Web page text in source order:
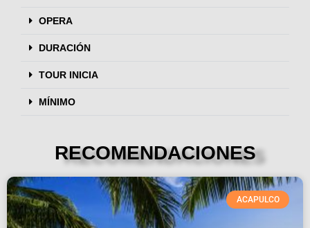
OPERA
DURACIÓN
TOUR INICIA
MÍNIMO
RECOMENDACIONES
ACAPULCO